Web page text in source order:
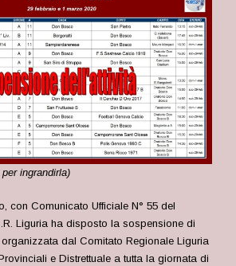
ingrandirla)
con Comunicato Ufficiale N° 55 del
Liguria ha disposto la sospensione di
organizzata dal Comitato Regionale Liguria
e Distrettuale a tutta la giornata di